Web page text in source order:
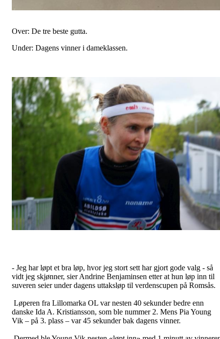
Over: De tre beste gutta.
Under: Dagens vinner i dameklassen.
- Jeg har løpt et bra løp, hvor jeg stort sett har gjort gode valg - så
vidt jeg skjønner, sier Andrine Benjaminsen etter at hun løp inn til
suveren seier under dagens uttaksløp til verdenscupen på Romsås.
Løperen fra Lillomarka OL var nesten 40 sekunder bedre enn
danske Ida A. Kristiansson, som ble nummer 2. Mens Pia Young
Vik – på 3. plass – var 45 sekunder bak dagens vinner.